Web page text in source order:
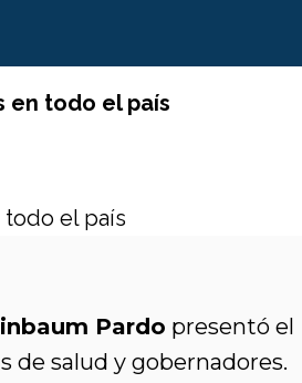
en todo el país
Pardo presentó el
de salud y gobernadores.